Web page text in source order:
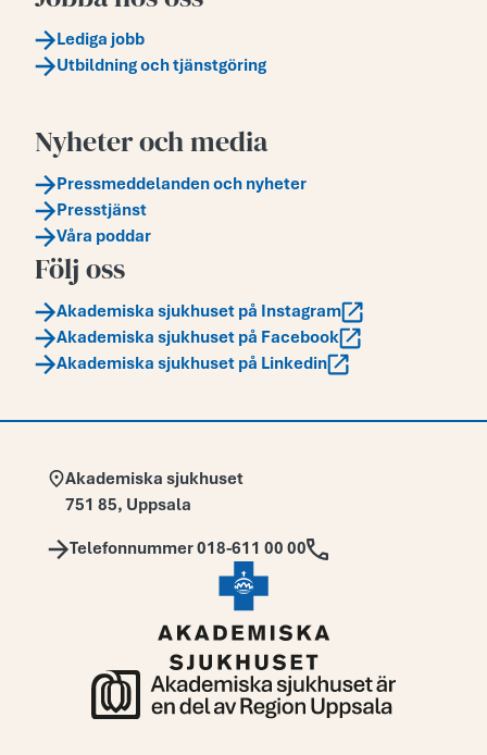
Lediga jobb
Utbildning och tjänstgöring
Nyheter och media
Pressmeddelanden och nyheter
Presstjänst
Våra poddar
Följ oss
Akademiska sjukhuset på Instagram
Akademiska sjukhuset på Facebook
Akademiska sjukhuset på Linkedin
Adress:
Akademiska sjukhuset
751 85, Uppsala
Telefon:
Telefonnummer 018-611 00 00